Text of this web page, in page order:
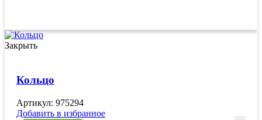
Закрыть
Кольцо
Артикул: 975294
Добавить в избранное